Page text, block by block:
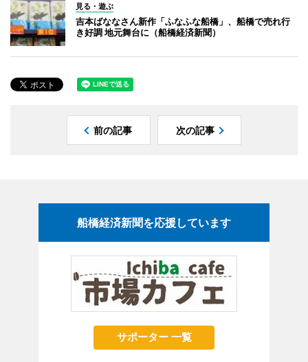
見る・遊ぶ
吉本ばななさん新作「ふなふな船橋」、船橋で売れ行
き好調 地元舞台に（船橋経済新聞）
前の記事 次の記事
船橋経済新聞を応援しています
サポーター 一覧